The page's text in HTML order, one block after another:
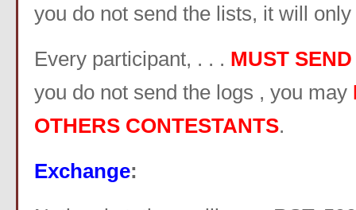
you do not send the lists, it will
Every participant, . . . MUST
you do not send the logs , you may
OTHERS CONTESTANTS.
Exchange: